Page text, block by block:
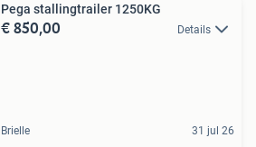
Pega stallingtrailer 1250KG
€ 850,00 Details
Brielle 31 jul 26